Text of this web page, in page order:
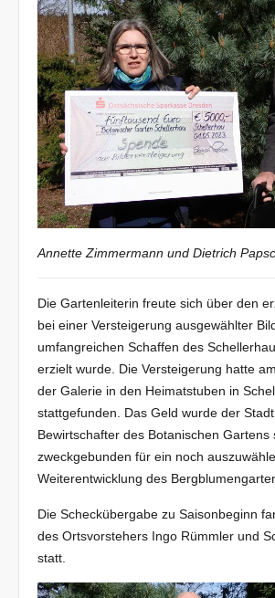
Annette Zimmermann und Dietrich
Die Gartenleiterin freute sich über den
bei einer Versteigerung ausgewählter
umfangreichen Schaffen des
erzielt wurde. Die Versteigerung hatte
der Galerie in den Heimatstuben in
stattgefunden. Das Geld wurde der
Bewirtschafter des Botanischen Gartens
zweckgebunden für ein noch
Weiterentwicklung des
Die Scheckübergabe zu Saisonbeginn
des Ortsvorstehers Ingo Rümmler und
statt.